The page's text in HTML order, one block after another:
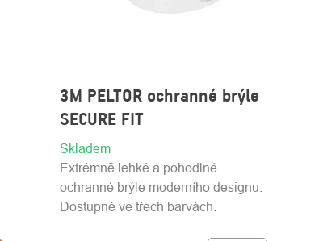
3M PELTOR ochranné brýle
SECURE FIT
Skladem
Extrémně lehké a pohodlné
ochranné brýle moderního designu.
Dostupné ve třech barvách.